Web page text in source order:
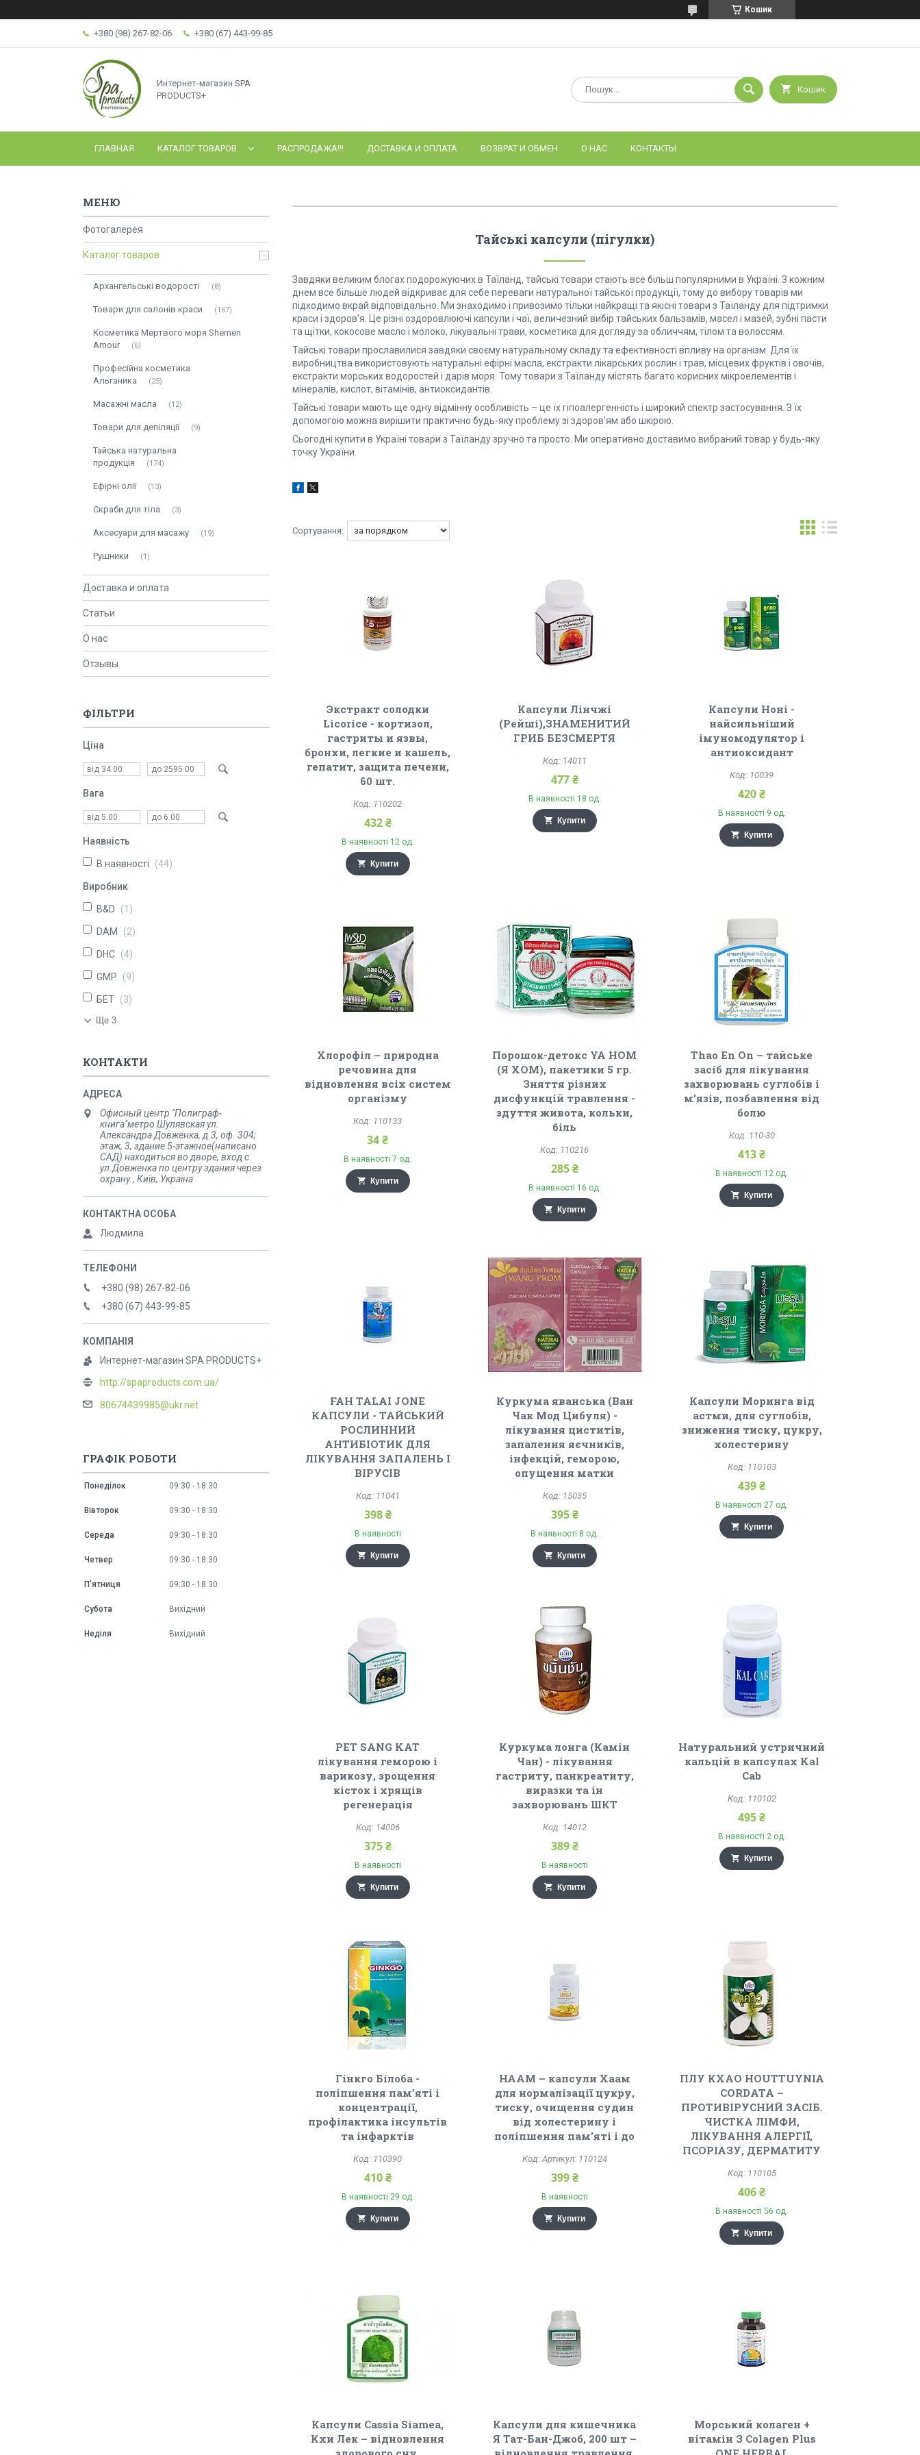
Кошик
+380 (98) 267-82-06 +380 (67) 443-99-85
Интернет-магазин SPA
PRODUCTS+
Кошик
ГЛАВНАЯ КАТАЛОГ ТОВАРОВ РАСПРОДАЖА!!! ДОСТАВКА И ОПЛАТА ВОЗВРАТ И ОБМЕН О НАС КОНТАКТЫ
Тайські капсули (пігулки)
Завдяки великим блогах подорожуючих в Таїланд, тайські товари стають все більш популярними в Україні. З кожним
днем все більше людей відкриває для себе переваги натуральної тайської продукції, тому до вибору товарів ми
підходимо вкрай відповідально. Ми знаходимо і привозимо тільки найкращі та якісні товари з Таїланду для підтримки
краси і здоров'я. Це різні оздоровлюючі капсули і чаї, величезний вибір тайських бальзамів, масел і мазей, зубні пасти
та щітки, кокосове масло і молоко, лікувальні трави, косметика для догляду за обличчям, тілом та волоссям.
Тайські товари прославилися завдяки своєму натуральному складу та ефективності впливу на організм. Для їх
виробництва використовують натуральні ефірні масла, екстракти лікарських рослин і трав, місцевих фруктів і овочів,
екстракти морських водоростей і дарів моря. Тому товари з Таїланду містять багато корисних мікроелементів і
мінералів, кислот, вітамінів, антиоксидантів.
Тайські товари мають ще одну відмінну особливість – це їх гіпоалергенність і широкий спектр застосування. З їх
допомогою можна вирішити практично будь-яку проблему зі здоров'ям або шкірою.
Сьогодні купити в Україні товари з Таїланду зручно та просто. Ми оперативно доставимо вибраний товар у будь-яку
точку України.
Экстракт солодки
Licorice - кортизол,
гастриты и язвы,
бронхи, легкие и кашель,
гепатит, защита печени,
60 шт.
110202
432 ₴
В наявності 12 од.
Купити
Капсули Лінчжі
(Рейші),ЗНАМЕНИТИЙ
ГРИБ БЕЗСМЕРТЯ
14011
477 ₴
В наявності 18 од.
Купити
Капсули Ноні -
найсильніший
імуномодулятор і
антиоксидант
10039
420 ₴
В наявності 9 од.
Купити
Хлорофіл – природна
речовина для
відновлення всіх систем
організму
110133
34 ₴
В наявності 7 од.
Купити
Порошок-детокс YA HOM
(Я ХОМ), пакетики 5 гр.
Зняття різних
дисфункцій травлення -
здуття живота, кольки,
біль
110216
285 ₴
В наявності 16 од.
Купити
Thao En On – тайське
засіб для лікування
захворювань суглобів і
м'язів, позбавлення від
болю
110-30
413 ₴
В наявності 12 од.
Купити
FAH TALAI JONE
КАПСУЛИ - ТАЙСЬКИЙ
РОСЛИННИЙ
АНТИБІОТИК ДЛЯ
ЛІКУВАННЯ ЗАПАЛЕНЬ І
ВІРУСІВ
11041
398 ₴
В наявності
Купити
Куркума яванська (Ван
Чак Мод Цибуля) -
лікування циститів,
запалення яєчників,
інфекцій, геморою,
опущення матки
15035
395 ₴
В наявності 8 од.
Купити
Капсули Моринга від
астми, для суглобів,
зниження тиску, цукру,
холестерину
110103
439 ₴
В наявності 27 од.
Купити
PET SANG KAT
лікування геморою і
варикозу, зрощення
кісток і хрящів
регенерація
14006
375 ₴
В наявності
Купити
Куркума лонга (Камін
Чан) - лікування
гастриту, панкреатиту,
виразки та ін
захворювань ШКТ
14012
389 ₴
В наявності
Купити
Натуральний устричний
кальцій в капсулах Kal
Cab
110102
495 ₴
В наявності 2 од.
Купити
Гінкго Білоба -
поліпшення пам'яті і
концентрації,
профілактика інсультів
та інфарктів
110390
410 ₴
В наявності 29 од.
Купити
HAAM – капсули Хаам
для нормалізації цукру,
тиску, очищення судин
від холестерину і
поліпшення пам'яті і до
Артикул: 110124
399 ₴
В наявності
Купити
ПЛУ КХАО HOUTTUYNIA
CORDATA –
ПРОТИВІРУСНИЙ ЗАСІБ.
ЧИСТКА ЛІМФИ,
ЛІКУВАННЯ АЛЕРГІЇ,
ПСОРІАЗУ, ДЕРМАТИТУ
110105
406 ₴
В наявності 56 од.
Купити
Капсули Cassia Siamea,
Кхи Лек – відновлення
Капсули для кишечника
Я Тат-Бан-Джоб, 200 шт –
Морський колаген +
вітамін З Colagen Plus
Фотогалерея
Каталог товаров
Архангельські водорості 8
Товари для салонів краси 167
Косметика Мертвого моря Shemen
Amour
6
Професійна косметика
Альганика
25
Масажні масла 12
Товари для депіляції 9
Тайська натуральна
продукція
174
Ефірні олії 13
Скраби для тіла 3
Аксесуари для масажу 19
Рушники 1
Доставка и оплата
Статьи
О нас
Отзывы
ФІЛЬТРИ
Ціна
Вага
Наявність
В наявності 44
Виробник
B&D 1
DAM 2
DHC 4
GMP 9
БЕТ 3
Ще 3
КОНТАКТИ
Офисный центр "Полиграф-
книга"метро Шулявская ул.
Александра Довженка, д.3, оф. 304;
этаж, 3, здание 5-этажное(написано
САД) находиться во дворе, вход с
ул.Довженка по центру здания через
охрану., Київ, Україна
Людмила
+380 (98) 267-82-06
+380 (67) 443-99-85
Интернет-магазин SPA PRODUCTS+
http://spaproducts.com.ua/
80674439985@ukr.net
ГРАФІК РОБОТИ
Понеділок 09:30 18:30
Вівторок 09:30 18:30
Середа 09:30 18:30
Четвер 09:30 18:30
Пʼятниця 09:30 18:30
Субота Вихідний
Неділя Вихідний